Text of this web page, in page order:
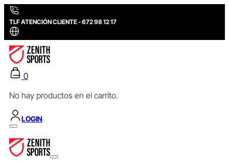
TLF ATENCIÓN CLIENTE - 672 98 12 17
0
No hay productos en el carrito.
LOGIN